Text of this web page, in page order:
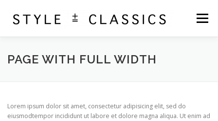
content
Menu
ABOUT SHOP PURCHASE BOOK
PAGE WITH FULL WIDTH
Lorem ipsum dolor sit amet, consectetur adipisicing elit, sed do
eiusmodtempor incididunt ut labore et dolore magna aliqua. Ut enim ad